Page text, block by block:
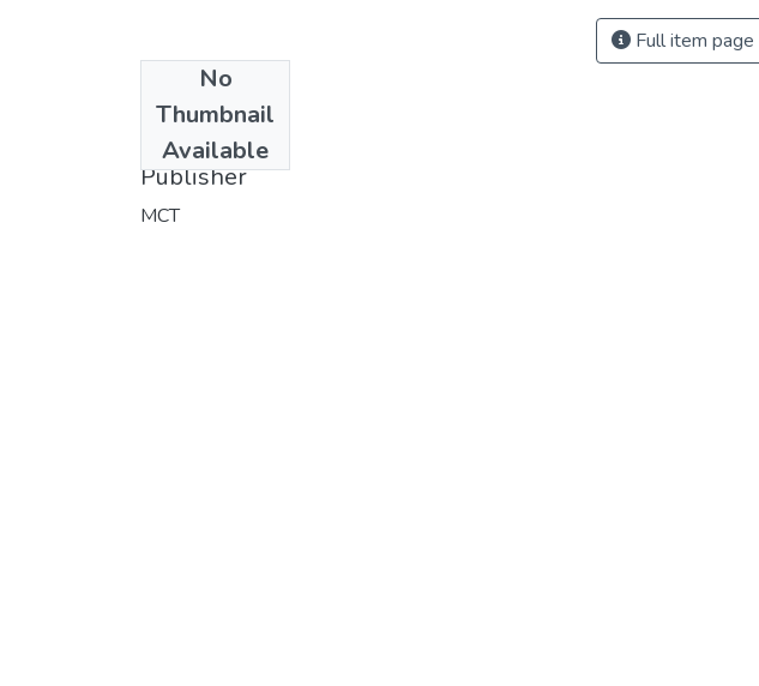
No
Thumbnail
Available
1985
Publisher
MCT
Full item page